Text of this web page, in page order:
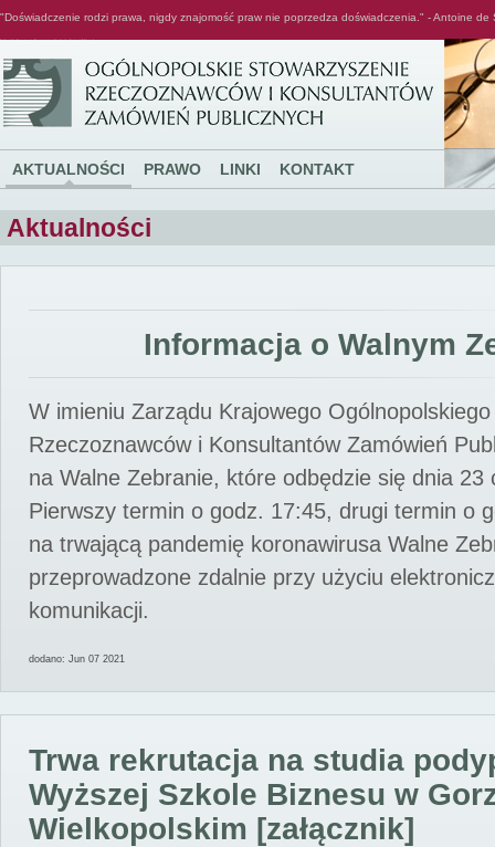
"Doświadczenie rodzi prawa, nigdy znajomość praw nie poprzedza doświadczenia." - Antoine de
AKTUALNOŚCI PRAWO LINKI KONTAKT
Aktualności
Informacja o Walnym
W imieniu Zarządu Krajowego
Rzeczoznawców i Konsultantów Zamówień
na Walne Zebranie, które odbędzie się dnia 23
Pierwszy termin o godz. 17:45, drugi termin o
na trwającą pandemię koronawirusa Walne
przeprowadzone zdalnie przy użyciu
komunikacji.
dodano: Jun 07 2021
Trwa rekrutacja na studia
Wyższej Szkole Biznesu w
Wielkopolskim [załącznik]